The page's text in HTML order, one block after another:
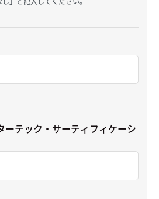
ーテック・サーティフィケーシ